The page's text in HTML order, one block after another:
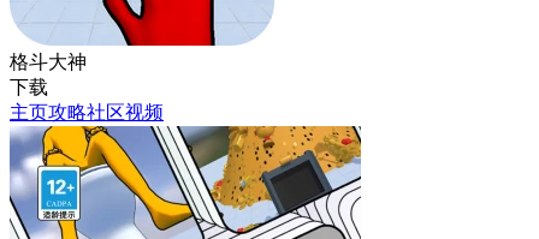
格斗大神
下载
主页攻略社区视频